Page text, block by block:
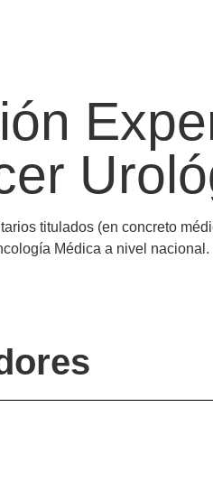
titulados (en concreto
Médica a nivel nacional.